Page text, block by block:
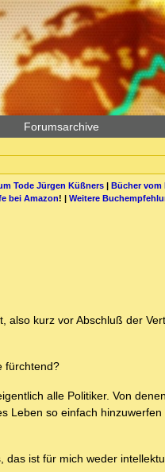
Forumsarchive
Tode Jürgen Küßners| Bücher vom
bei Amazon! | Weitere
kurz vor Abschluß der
fürchtend?
alle Politiker. Von
Leben so einfach
ist für mich weder